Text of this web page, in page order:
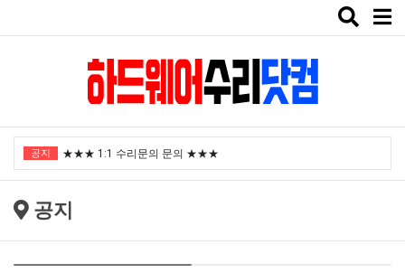
Toggle
공지 ★★★ 1:1 수리문의 문의 ★★★
2024년 한가위 휴일 안내
공지